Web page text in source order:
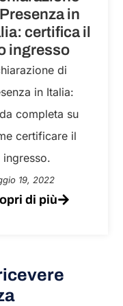
in
certifica il
ingresso
di
in Italia:
completa su
certificare il
ingresso.
19, 2022
di più